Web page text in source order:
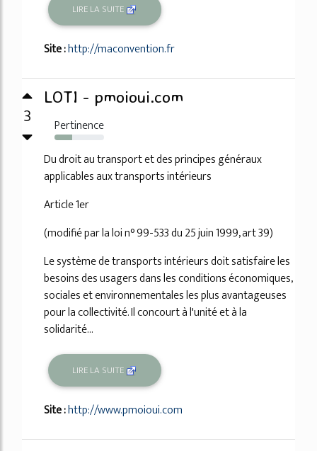
LIRE LA SUITE
Site :http://maconvention.fr
3
LOTI - pmoioui.com
Pertinence
35%
Du droit au transport et des principes généraux
applicables aux transports intérieurs
Article 1er
(modifié par la loi n° 99-533 du 25 juin 1999, art 39)
Le système de transports intérieurs doit satisfaire les
besoins des usagers dans les conditions économiques,
sociales et environnementales les plus avantageuses
pour la collectivité. Il concourt à l'unité et à la
solidarité...
LIRE LA SUITE
Site :http://www.pmoioui.com